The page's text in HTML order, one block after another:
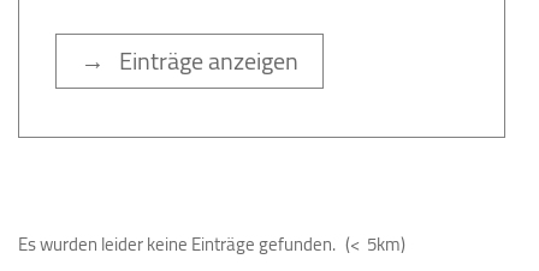
→ Einträge anzeigen
Es wurden leider keine Einträge gefunden. (< 5km)